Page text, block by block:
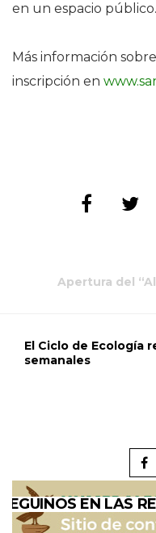
en un espacio público.
Más información
inscripción en
Apertura del
El Ciclo de Ecología
semanales
SEGUINOS EN LAS